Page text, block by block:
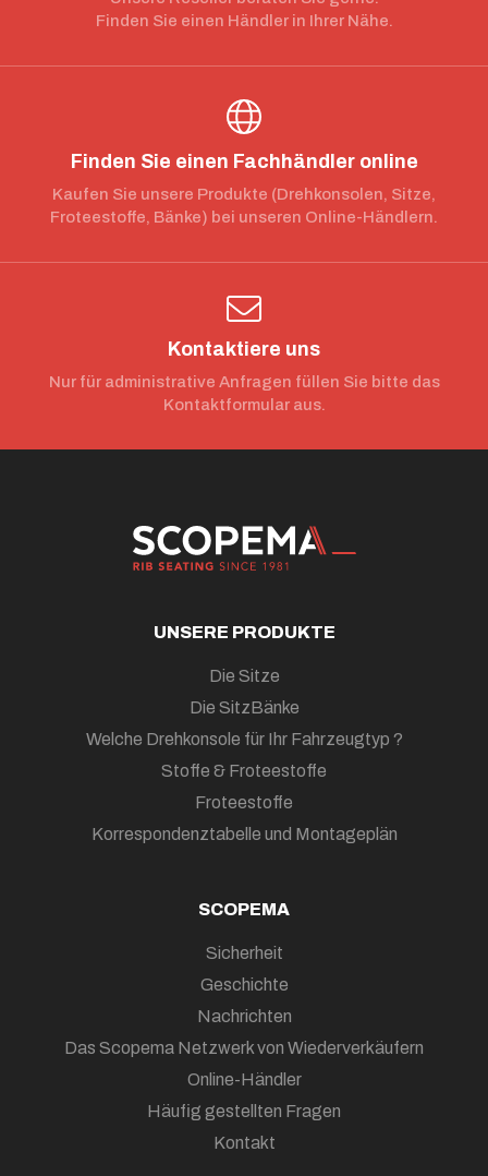
Finden Sie einen Händler in Ihrer Nähe.
Finden Sie einen Fachhändler online
Kaufen Sie unsere Produkte (Drehkonsolen, Sitze,
Froteestoffe, Bänke) bei unseren Online-Händlern.
Kontaktiere uns
Nur für administrative Anfragen füllen Sie bitte das
Kontaktformular aus.
UNSERE PRODUKTE
Die Sitze
Die SitzBänke
Welche Drehkonsole für Ihr Fahrzeugtyp ?
Stoffe & Froteestoffe
Froteestoffe
Korrespondenztabelle und Montageplän
SCOPEMA
Sicherheit
Geschichte
Nachrichten
Das Scopema Netzwerk von Wiederverkäufern
Online-Händler
Häufig gestellten Fragen
Kontakt